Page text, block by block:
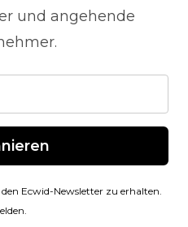
und angehende
Ecwid-Newsletter zu erhalten.